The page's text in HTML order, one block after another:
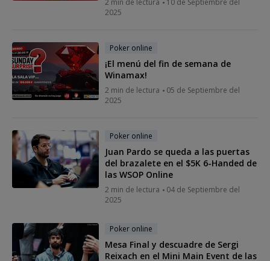
2025
Poker online
¡El menú del fin de semana de
Winamax!
2 min de lectura
05 de Septiembre del
2025
Poker online
Juan Pardo se queda a las puertas
del brazalete en el $5K 6-Handed de
las WSOP Online
2 min de lectura
04 de Septiembre del
2025
Poker online
Mesa Final y descuadre de Sergi
Reixach en el Mini Main Event de las